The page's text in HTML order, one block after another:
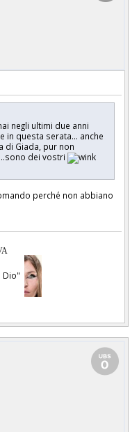
negli ultimi due anni
in questa serata... anche
di Giada, pur non
dei vostri
perché non abbiano
Dio"